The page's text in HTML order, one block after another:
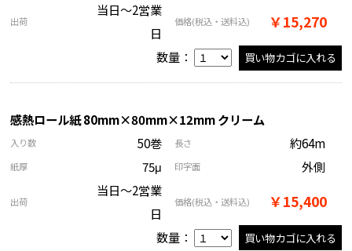
出荷
当日～2営業
日
価格(税込・送料込) ￥15,270
数量：
感熱ロール紙 80mm×80mm×12mm クリーム
入り数 50巻 長さ 約64m
紙厚 75μ 印字面 外側
出荷
当日～2営業
日
価格(税込・送料込) ￥15,400
数量：